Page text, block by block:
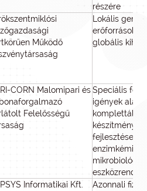
részére
Működő
Lokális
erőforrások
globális
CORN Malomipari és
Felelősségű
Speciális
igények
komplettált
fejlesztése
enzimkémiai
Informatikai Kft.
Azonnali